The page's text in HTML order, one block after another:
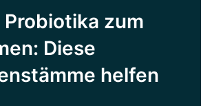
Probiotika zum
Diese
helfen